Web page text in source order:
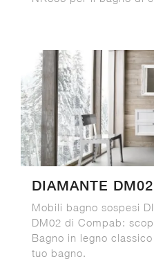
DIAMANTE DM02
Mobili bagno sospesi
DM02 di Compab:
Bagno in legno
tuo bagno.